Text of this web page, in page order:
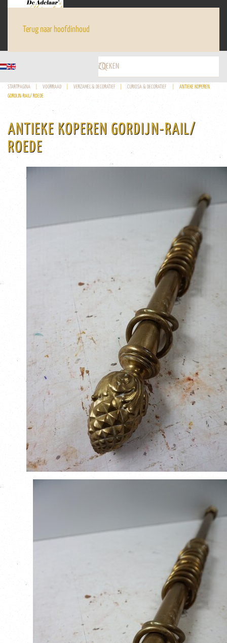
Terug naar hoofdinhoud
STARTPAGINA VOORRAAD VERZAMEL & DECORATIEF CURIOSA & DECORATIEF
ANTIEKE KOPEREN
GORDIJN-RAIL/ ROEDE
ANTIEKE KOPEREN GORDIJN-RAIL/
ROEDE